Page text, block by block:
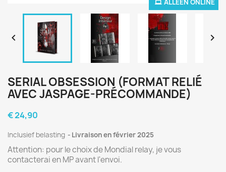
ALLEEN ONLINE
 
SERIAL OBSESSION (FORMAT RELIÉ
AVEC JASPAGE-PRÉCOMMANDE)
€ 24,90
Inclusief belasting Livraison en février 2025
Attention: pour le choix de Mondial relay, je vous
contacterai en MP avant l'envoi.